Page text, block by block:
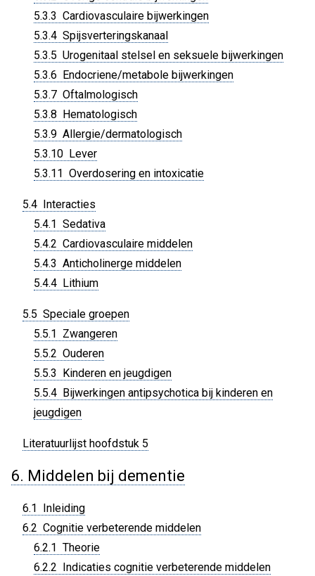
5.3.3 Cardiovasculaire bijwerkingen
5.3.4 Spijsverteringskanaal
5.3.5 Urogenitaal stelsel en seksuele bijwerkingen
5.3.6 Endocriene/metabole bijwerkingen
5.3.7 Oftalmologisch
5.3.8 Hematologisch
5.3.9 Allergie/dermatologisch
5.3.10 Lever
5.3.11 Overdosering en intoxicatie
5.4 Interacties
5.4.1 Sedativa
5.4.2 Cardiovasculaire middelen
5.4.3 Anticholinerge middelen
5.4.4 Lithium
5.5 Speciale groepen
5.5.1 Zwangeren
5.5.2 Ouderen
5.5.3 Kinderen en jeugdigen
5.5.4 Bijwerkingen antipsychotica bij kinderen en
jeugdigen
Literatuurlijst hoofdstuk 5
6. Middelen bij dementie
6.1 Inleiding
6.2 Cognitie verbeterende middelen
6.2.1 Theorie
6.2.2 Indicaties cognitie verbeterende middelen